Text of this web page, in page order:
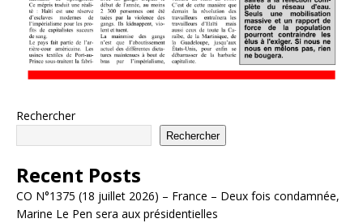
Rechercher
Rechercher
Recent Posts
CO N°1375 (18 juillet 2026) – France – Deux fois condamnée,
Marine Le Pen sera aux présidentielles